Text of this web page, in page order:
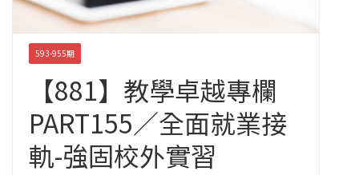
593-955期
【881】教學卓越專欄
PART155／全面就業接
軌-強固校外實習